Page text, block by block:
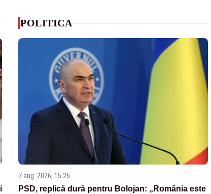
POLITICA
7 aug. 2026, 15:26
PSD, replică dură pentru Bolojan: „România este